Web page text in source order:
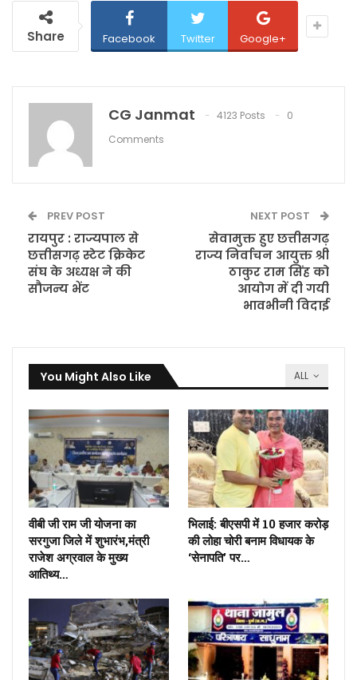
Share Facebook Twitter Google+
CG Janmat 4123 Posts
0
Comments
PREV POST
रायपुर : राज्यपाल से
छत्तीसगढ़ स्टेट क्रिकेट
संघ के अध्यक्ष ने की
सौजन्य भेंट
NEXT POST
सेवामुक्त हुए छत्तीसगढ़
राज्य निर्वाचन आयुक्त श्री
ठाकुर राम सिंह को
आयोग में दी गयी
भावभीनी विदाई
ALL
You Might Also Like
वीबी जी राम जी योजना का
सरगुजा जिले में शुभारंभ,मंत्री
राजेश अग्रवाल के मुख्य
आतिथ्य…
भिलाई: बीएसपी में 10 हजार करोड़
की लोहा चोरी बनाम विधायक के
‘सेनापति’ पर…